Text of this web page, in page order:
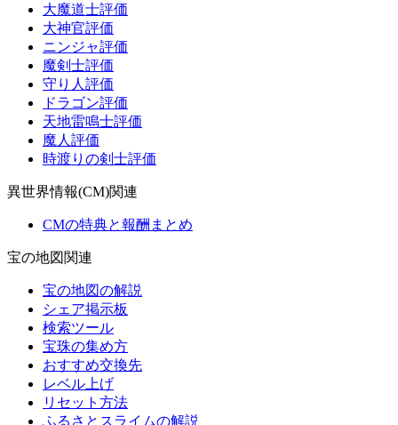
大魔道士評価
大神官評価
ニンジャ評価
魔剣士評価
守り人評価
ドラゴン評価
天地雷鳴士評価
魔人評価
時渡りの剣士評価
異世界情報(CM)関連
CMの特典と報酬まとめ
宝の地図関連
宝の地図の解説
シェア掲示板
検索ツール
宝珠の集め方
おすすめ交換先
レベル上げ
リセット方法
ふるさとスライムの解説